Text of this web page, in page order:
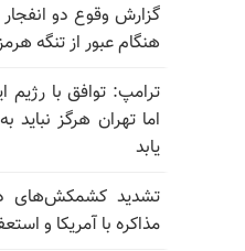
گزارش وقوع دو
هنگام عبور از تنگه
ترامپ: توافق با رژیم
اما تهران هرگز
یابد
تشدید کشمکش‌های
مذاکره با آمریکا و